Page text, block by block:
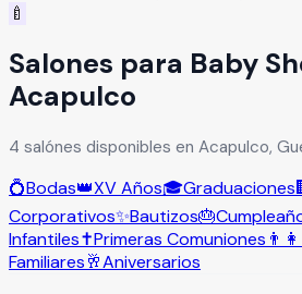
🍼
Salones para Baby
Acapulco
4 salónes disponibles en Acapulco,
💍Bodas👑XV Años🎓Graduaciones
Corporativos✨Bautizos🎂
Infantiles✝️Primeras Comuniones
Familiares🥂Aniversarios